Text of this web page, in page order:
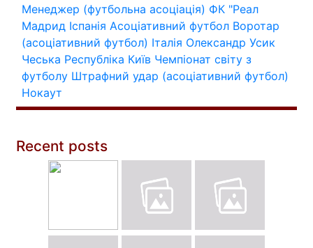
Менеджер (футбольна асоціація) ФК "Реал
Мадрид Іспанія Асоціативний футбол Воротар
(асоціативний футбол) Італія Олександр Усик
Чеська Республіка Київ Чемпіонат світу з
футболу Штрафний удар (асоціативний футбол)
Нокаут
Recent posts